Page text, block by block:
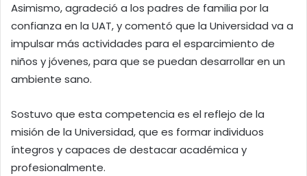
Asimismo, agradeció a los padres de familia por la
confianza en la UAT, y comentó que la Universidad va a
impulsar más actividades para el esparcimiento de
niños y jóvenes, para que se puedan desarrollar en un
ambiente sano.
Sostuvo que esta competencia es el reflejo de la
misión de la Universidad, que es formar individuos
íntegros y capaces de destacar académica y
profesionalmente.